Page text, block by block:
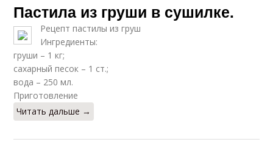
Пастила из груши в сушилке.
Рецепт пастилы из груш
Ингредиенты:
груши – 1 кг;
сахарный песок – 1 ст.;
вода – 250 мл.
Приготовление
Читать дальше →